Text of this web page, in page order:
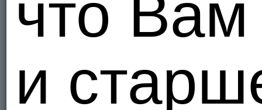
Я -
Период
что
и